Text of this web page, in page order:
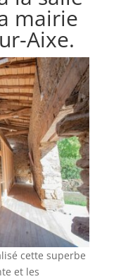
mairie
Aixe.
cette superbe
et les